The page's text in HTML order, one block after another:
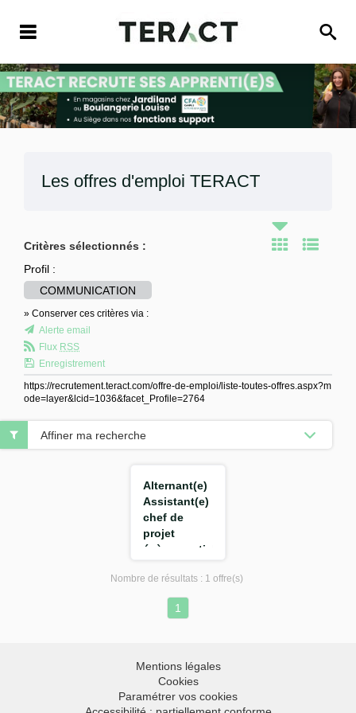
Les offres d'emploi TERACT
Critères sélectionnés :
Profil :
COMMUNICATION
» Conserver ces critères via :
Alerte email
Flux RSS
Enregistrement
https://recrutement.teract.com/offre-de-emploi/liste-toutes-offres.aspx?m
ode=layer&lcid=1036&facet_Profile=2764
Alternant(e)
Assistant(e)
chef de
projet
évènementiel
Affiner ma recherche
Nombre de résultats : 1 offre(s)
1
Mentions légales
Cookies
Paramétrer vos cookies